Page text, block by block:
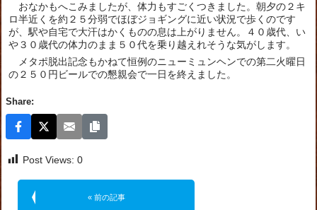
おなかもへこみましたが、体力もすごくつきました。朝夕の２キ
ロ半近くを約２５分弱でほぼジョギングに近い状況で歩くのです
が、駅や自宅で大汗はかくものの息は上がりません。４０歳代、い
や３０歳代の体力のまま５０代を乗り越えれそうな気がします。
メタポ脱出記念もかねて恒例のニューミュンヘンでの第二火曜日
の２５０円ビールでの懇親会で一日を終えました。
Share:
Post Views: 0
« 前の記事